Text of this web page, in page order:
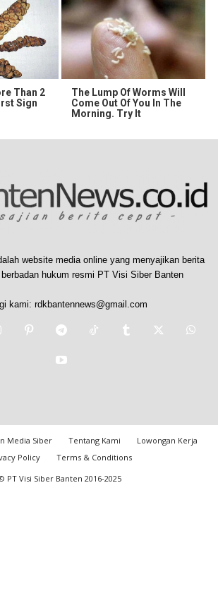
Than 2
Sign
The Lump Of Worms Will
Come Out Of You In The
Morning. Try It
website media online yang menyajikan berita
hukum resmi PT Visi Siber Banten
kami: rdkbantennews@gmail.com
Media Siber Tentang Kami
Lowongan Kerja
Policy
Terms & Conditions
PT Visi Siber Banten 2016-2025